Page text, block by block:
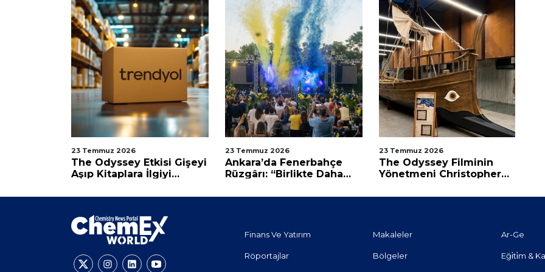
Ortak
23 Temmuz 2026
The Odyssey Etkisi Gişeyi
Aşıp Kitaplara İlgiyi
23 Temmuz 2026
Ankara’da Fenerbahçe
Rüzgârı: “Birlikte Daha
23 Temmuz 2026
The Odyssey Filminin
Yönetmeni Christopher
Finans Ve Yatırım
Röportajlar
Makaleler
Bölgeler
Ar-Ge
Eği̇ti̇m &